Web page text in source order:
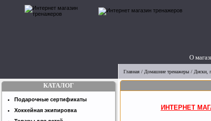
О
Главная / Домашние тренажеры / Диски,
ИНТЕРНЕТ
КАТАЛОГ
Подарочные сертификаты
Хоккейная экипировка